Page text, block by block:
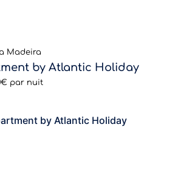
Madeira
by Atlantic Holiday
par nuit